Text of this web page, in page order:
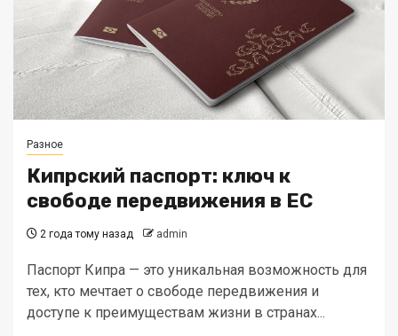
Разное
Кипрский паспорт: ключ к
свободе передвижения в ЕС
2 года тому назад admin
Паспорт Кипра — это уникальная возможность для
тех, кто мечтает о свободе передвижения и
доступе к преимуществам жизни в странах...